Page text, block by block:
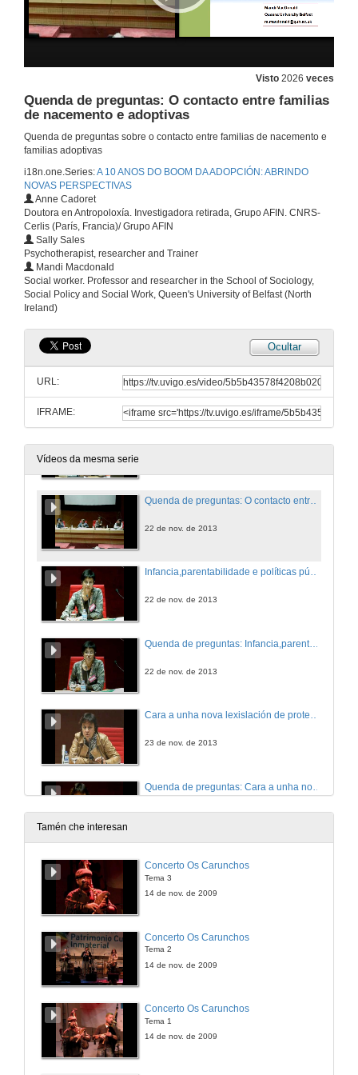
Visto 2026 veces
Quenda de preguntas: O contacto entre familias
de nacemento e adoptivas
Quenda de preguntas sobre o contacto entre familias de nacemento e
familias adoptivas
i18n.one.Series:A 10 ANOS DO BOOM DA ADOPCIÓN: ABRINDO
NOVAS PERSPECTIVAS
Anne Cadoret
Doutora en Antropoloxía. Investigadora retirada, Grupo AFIN. CNRS-
Cerlis (París, Francia)/ Grupo AFIN
Sally Sales
Psychotherapist, researcher and Trainer
Mandi Macdonald
Social worker. Professor and researcher in the School of Sociology,
Social Policy and Social Work, Queen's University of Belfast (North
Ireland)
Ocultar
URL:
IFRAME:
Vídeos da mesma serie
22 de nov. de 2013
Das buscas e o contacto coas familias de nacemento durante a infancia
22 de nov. de 2013
(Re)conectando coas "orixes"
22 de nov. de 2013
Quenda de preguntas: (Re)conectando coas "orixes"
Adopción e pluriparentalidade
Identidades controvertidas: Problemas e dilemas nas decisións acerca do contacto coa familia de nacemento dos nenos e nenas adoptados
22 de nov. de 2013
Parentalidade adoptiva e contacto coa familia de nacemento: motivacións, retos e recompensas
22 de nov. de 2013
Infancia,parentabilidade e políticas públicas
22 de nov. de 2013
22 de nov. de 2013
Cara a unha nova lexislación de protección da infancia
23 de nov. de 2013
23 de nov. de 2013
Tamén che interesan
Concerto Os Carunchos
Tema 3
14 de nov. de 2009
Concerto Os Carunchos
Tema 2
14 de nov. de 2009
Concerto Os Carunchos
Tema 1
14 de nov. de 2009